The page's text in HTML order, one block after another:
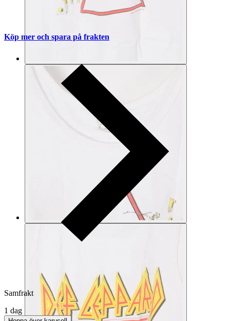
Köp mer och spara på frakten
Samfrakt
1 dag